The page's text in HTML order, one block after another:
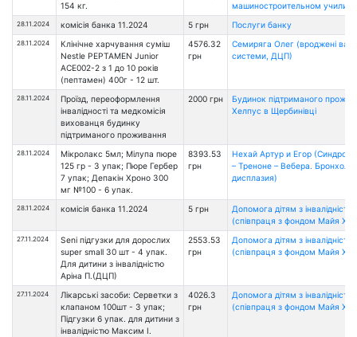
154 кг.
машиностроительном
28.11.2024 комісія банка 11.2024 5 грн Послуги банку
28.11.2024
Клінічне харчування суміш
Nestle PEPTAMEN Junior
ACE002-2 з 1 до 10 років
(пептамен) 400г - 12 шт.
4576.32
грн
Семиряга Олег (вроджені
системи, ДЦП)
28.11.2024
Проїзд, переоформлення
інвалідності та медкомісія
вихованця будинку
підтриманого проживання
2000 грн
Будинок підтриманого
Хелпус в Щербинівці
28.11.2024
Мікролакс 5мл; Мілупа пюре
125 гр - 3 упак; Пюре Гербер
7 упак; Депакін Хроно 300
мг №100 - 6 упак.
8393.53
грн
Нехай Артур и Егор (Синдром
– Треноне – Вебера.
дисплазия)
28.11.2024 комісія банка 11.2024 5 грн
Допомога дітям з інвалідністю
(співпраця з фондом Майя
27.11.2024
Seni підгузки для дорослих
super small 30 шт - 4 упак.
Для дитини з інвалідністю
Аріна П.(ДЦП)
2553.53
грн
Допомога дітям з інвалідністю
(співпраця з фондом Майя
27.11.2024
Лікарські засоби: Серветки з
клапаном 100шт - 3 упак;
Підгузки 6 упак. для дитини з
інвалідністю Максим І.
4026.3
грн
Допомога дітям з інвалідністю
(співпраця з фондом Майя